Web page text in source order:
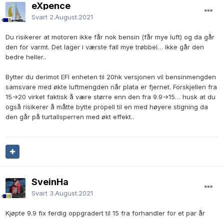
eXpence
Svart 2.August.2021
Du risikerer at motoren ikke får nok bensin (får mye luft) og da går
den for varmt. Det lager i værste fall mye trøbbel… ikke går den
bedre heller..
Bytter du derimot EFI enheten til 20hk versjonen vil bensinmengden
samsvare med økte luftmengden når plata er fjernet. Forskjellen fra
15->20 virket faktisk å være større enn den fra 9.9->15… husk at du
også risikerer å måtte bytte propell til en med høyere stigning da
den går på turtallsperren med økt effekt..
SveinHa
Svart 3.August.2021
Kjøpte 9.9 fix ferdig oppgradert til 15 fra forhandler for et par år